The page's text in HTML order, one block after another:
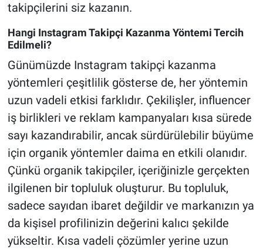
takipçilerini siz kazanın.
Hangi Instagram Takipçi Kazanma Yöntemi Tercih
Edilmeli?
Günümüzde Instagram takipçi kazanma
yöntemleri çeşitlilik gösterse de, her yöntemin
uzun vadeli etkisi farklıdır. Çekilişler, influencer
iş birlikleri ve reklam kampanyaları kısa sürede
sayı kazandırabilir, ancak sürdürülebilir büyüme
için organik yöntemler daima en etkili olanıdır.
Çünkü organik takipçiler, içeriğinizle gerçekten
ilgilenen bir topluluk oluşturur. Bu topluluk,
sadece sayıdan ibaret değildir ve markanızın ya
da kişisel profilinizin değerini kalıcı şekilde
yükseltir. Kısa vadeli çözümler yerine uzun